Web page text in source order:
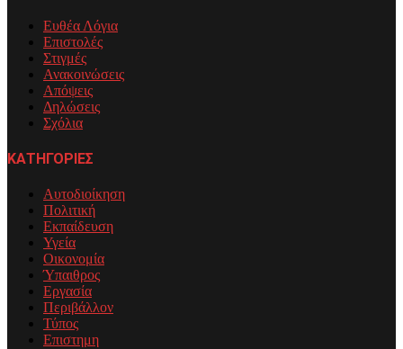
Ευθέα Λόγια
Επιστολές
Στιγμές
Ανακοινώσεις
Απόψεις
Δηλώσεις
Σχόλια
ΚΑΤΗΓΟΡΙΕΣ
Αυτοδιοίκηση
Πολιτική
Εκπαίδευση
Υγεία
Οικονομία
Ύπαιθρος
Εργασία
Περιβάλλον
Τύπος
Επιστημη